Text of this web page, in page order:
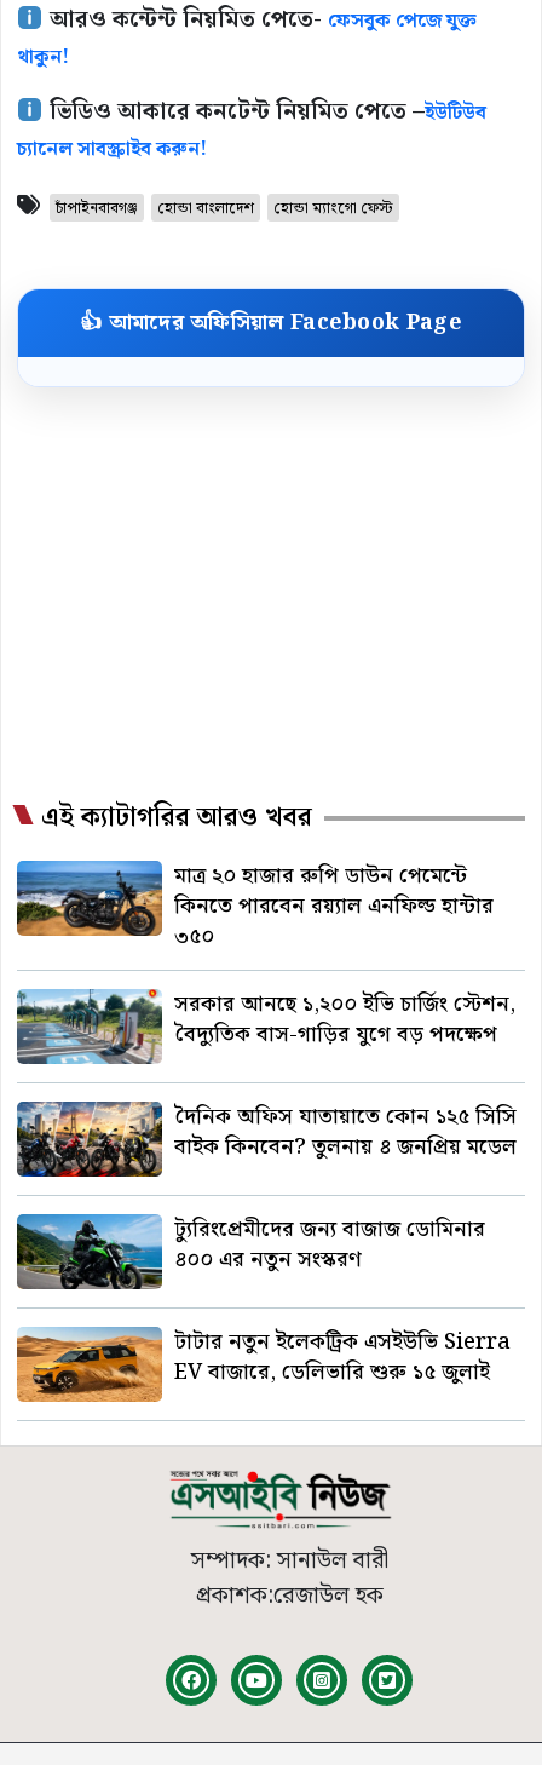
আরও কন্টেন্ট নিয়মিত পেতে- ফেসবুক পেজে যুক্ত
থাকুন!
ভিডিও আকারে কনটেন্ট নিয়মিত পেতে –ইউটিউব
চ্যানেল সাবস্ক্রাইব করুন!
চাঁপাইনবাবগঞ্জ হোন্ডা বাংলাদেশ হোন্ডা ম্যাংগো ফেস্ট
👍 আমাদের অফিসিয়াল Facebook Page
এই ক্যাটাগরির আরও খবর
মাত্র ২০ হাজার রুপি ডাউন পেমেন্টে
কিনতে পারবেন রয়্যাল এনফিল্ড হান্টার
৩৫০
সরকার আনছে ১,২০০ ইভি চার্জিং স্টেশন,
বৈদ্যুতিক বাস-গাড়ির যুগে বড় পদক্ষেপ
দৈনিক অফিস যাতায়াতে কোন ১২৫ সিসি
বাইক কিনবেন? তুলনায় ৪ জনপ্রিয় মডেল
ট্যুরিংপ্রেমীদের জন্য বাজাজ ডোমিনার
৪০০ এর নতুন সংস্করণ
টাটার নতুন ইলেকট্রিক এসইউভি Sierra
EV বাজারে, ডেলিভারি শুরু ১৫ জুলাই
সম্পাদক: সানাউল বারী
প্রকাশক:রেজাউল হক